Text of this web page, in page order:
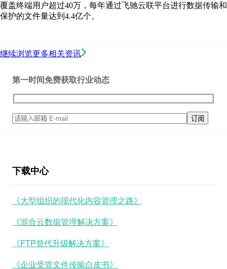
覆盖终端用户超过40万，每年通过飞驰云联平台进行数据传输和
保护的文件量达到4.4亿个。
继续浏览更多相关资讯
第一时间免费获取行业动态
下载中心
《大型组织的现代化内容管理之路》
《混合云数据管理解决方案》
《FTP替代升级解决方案》
《企业受管文件传输白皮书》